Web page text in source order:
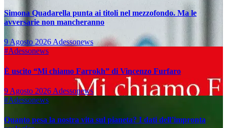
Simona Quadarella punta ai titoli nel mezzofondo. Ma le
avversarie non mancheranno
9 Agosto 2026Adessonews
#Adessonews
È uscito “Mi chiamo Farrokh” di Vincenzo Furfaro
9 Agosto 2026 Adessonews
#Adessonews
Quanto pesa la nostra vita sul pianeta? I dati dell’impronta